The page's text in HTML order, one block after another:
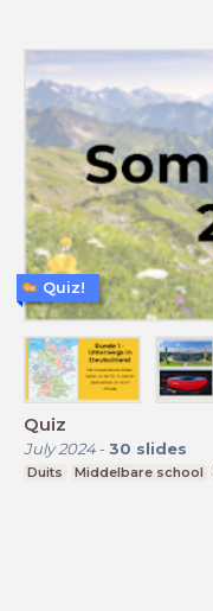
Quiz
July 2024- 30 slides
Duits Middelbare school
Quiz!